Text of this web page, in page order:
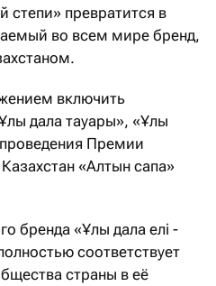
степи» превратится в
во всем мире бренд,
включить
дала тауары», «Ұлы
Премии
«Алтын сапа»
бренда «Ұлы дала елі -
соответствует
страны в её